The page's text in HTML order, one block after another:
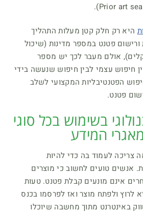
היא רק חלק קטן מעלות התהליך
פטנט במספר מדינות (שיכול
אולם מעבר לכך יש מספר
חיפוש עצמי לבין חיפוש שנעשה בידי
הפטנטיבליות המקצועי לשלב
פטנט.
בשימוש בכל סוגי
המידע
צריכה לעמוד בה כדי להיות
אנשים טועים לחשוב כי מוצרים
אינם מונעים קבלת פטנט. טעות
לרוץ ולפתח מוצר ואז לפרסמו בכנס
באינטרנט מתוך מחשבה שיוכלו